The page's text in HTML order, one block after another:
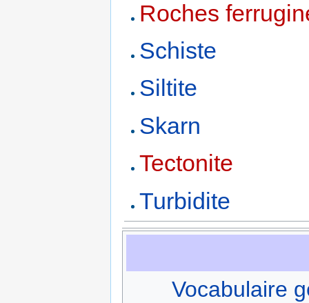
Roches
Schiste
Siltite
Skarn
Tectonite
Turbidite
Vocabulaire